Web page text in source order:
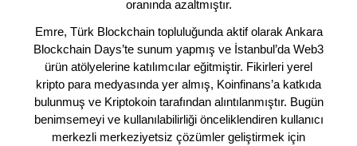
oranında azaltmıştır.
Emre, Türk Blockchain topluluğunda aktif olarak Ankara
Blockchain Days’te sunum yapmış ve İstanbul’da Web3
ürün atölyelerine katılımcılar eğitmiştir. Fikirleri yerel
kripto para medyasında yer almış, Koinfinans’a katkıda
bulunmuş ve Kriptokoin tarafından alıntılanmıştır. Bugün
benimsemeyi ve kullanılabilirliği önceliklendiren kullanıcı
merkezli merkeziyetsiz çözümler geliştirmek için